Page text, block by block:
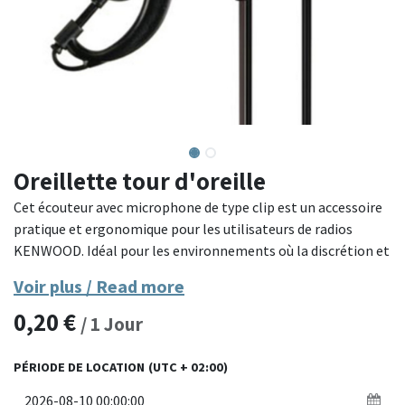
Oreillette tour d'oreille
Cet écouteur avec microphone de type clip est un accessoire
pratique et ergonomique pour les utilisateurs de radios
KENWOOD. Idéal pour les environnements où la discrétion et
efficace et mains libres.
Modèle : KENWOOD EMC-12
Caractéristiques : Microphone avec clip intégré, écouteur
confortable avec crochet pour oreille
Voir plus / Read more
0,20€ /1Jour
PÉRIODE DE LOCATION (UTC + 02:00)